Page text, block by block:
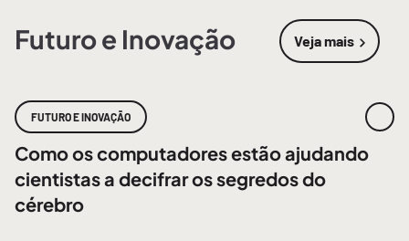
Futuro e Inovação Veja mais
sobre
FUTURO E INOVAÇÃO
Como os computadores estão ajudando
cientistas a decifrar os segredos do
cérebro